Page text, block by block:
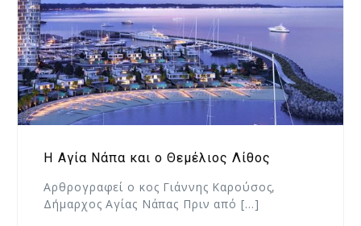
Η Αγία Νάπα και ο Θεμέλιος Λίθος
Αρθρογραφεί ο κος Γιάννης Καρούσος,
Δήμαρχος Αγίας Νάπας Πριν από […]